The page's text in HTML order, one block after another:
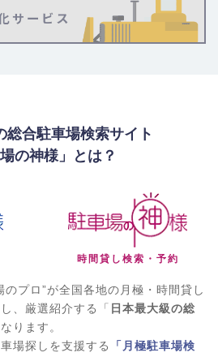
総合駐車場検索サイト
場の神様」とは？
時間貸し検索・予約
プロ”が全国各地の月極・時間貸し
、厳選紹介する「 日本最大級の総
ります。
場探しを支援する
「月極駐車場検